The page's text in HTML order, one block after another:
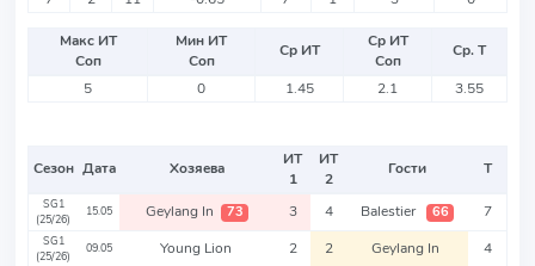
Макс ИТ
Соп
Мин ИТ
Соп
Ср ИТ
Ср ИТ
Соп
Ср. Т
5
0 1.45 2.1 3.55
Сезон Дата Хозяева
ИТ
1
ИТ
2
Гости Т
SG1
(25/26)
15.05 Geylang In 73 3 4 Balestier 66 7
SG1
(25/26)
09.05 Young Lion 2 2 Geylang In 4